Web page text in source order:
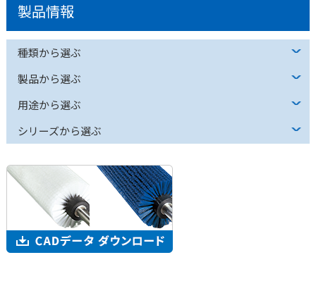
製品情報
種類から選ぶ
製品から選ぶ
用途から選ぶ
シリーズから選ぶ